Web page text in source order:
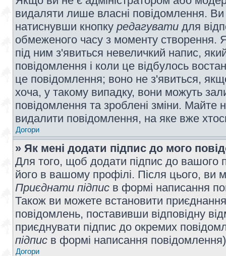
видаляти лише власні повідомлення.
натиснувши кнопку редагувати для
обмеженого часу з моменту створення.
під ним з'явиться невеличкий напис,
повідомлення і коли це відбулось
це повідомлення; воно не з'явиться,
хоча, у такому випадку, вони можуть
повідомлення та зроблені зміни. Майте
видалити повідомлення, на яке вже
Догори
» Як мені додати підпис до мого
Для того, щоб додати підпис до вашого
його в вашому профілі. Після цього, ви
Приєднати підпис в формі написання
Також ви можете встановити
повідомлень, поставивши відповідну
приєднувати підпис до окремих
підпис в формі написання
Догори